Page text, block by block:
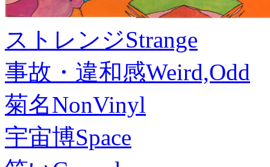
ストレンジStrange
事故・違和感Weird,Odd
菊名NonVinyl
宇宙博Space